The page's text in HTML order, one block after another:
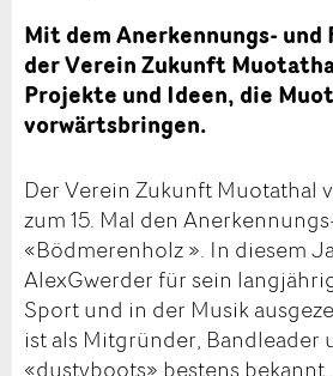
Mit dem Anerkennungs-
der Verein Zukunft
Projekte und Ideen, die
vorwärtsbringen.
Der Verein Zukunft Muotathal
zum 15. Mal den
«Bödmerenholz ». In diesem
AlexGwerder für sein
Sport und in der Musik
ist als Mitgründer, Bandleader
«dustyboots» bestens